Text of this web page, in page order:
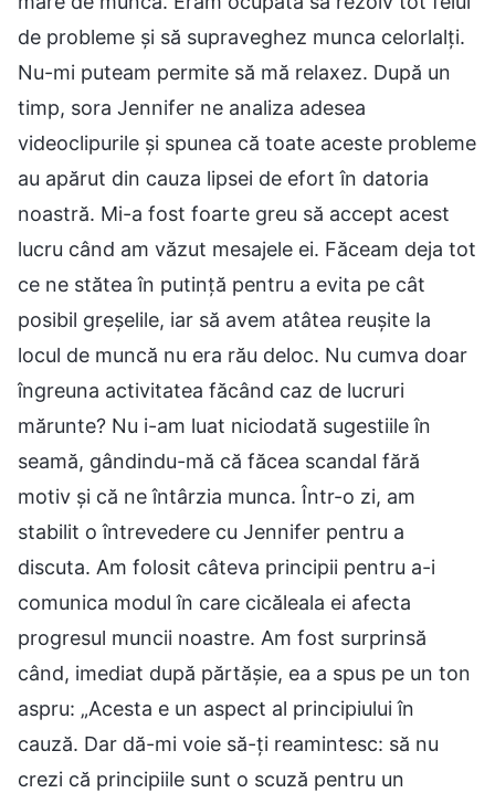
de probleme și să supraveghez munca celorlalți.
Nu-mi puteam permite să mă relaxez. După un
timp, sora Jennifer ne analiza adesea
videoclipurile și spunea că toate aceste probleme
au apărut din cauza lipsei de efort în datoria
noastră. Mi-a fost foarte greu să accept acest
lucru când am văzut mesajele ei. Făceam deja tot
ce ne stătea în putință pentru a evita pe cât
posibil greșelile, iar să avem atâtea reușite la
locul de muncă nu era rău deloc. Nu cumva doar
îngreuna activitatea făcând caz de lucruri
mărunte? Nu i-am luat niciodată sugestiile în
seamă, gândindu-mă că făcea scandal fără
motiv și că ne întârzia munca. Într-o zi, am
stabilit o întrevedere cu Jennifer pentru a
discuta. Am folosit câteva principii pentru a-i
comunica modul în care cicăleala ei afecta
progresul muncii noastre. Am fost surprinsă
când, imediat după părtășie, ea a spus pe un ton
aspru: „Acesta e un aspect al principiului în
cauză. Dar dă-mi voie să-ți reamintesc: să nu
crezi că principiile sunt o scuză pentru un